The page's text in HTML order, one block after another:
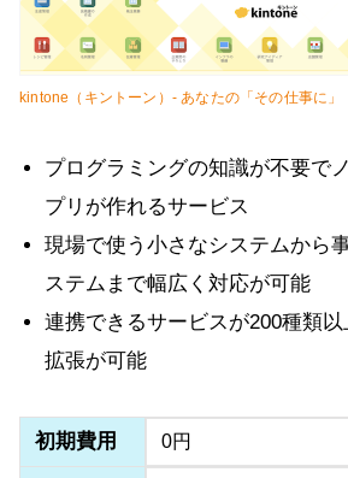
kintone（キントーン）- あなたの「その仕事に」
プログラミングの知識が不要で
プリが作れるサービス
現場で使う小さなシステムから
ステムまで幅広く対応が可能
連携できるサービスが200種類
拡張が可能
初期費用 0円